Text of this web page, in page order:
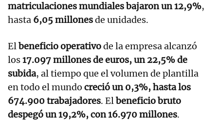
matriculaciones mundiales bajaron un 12,9%,
hasta 6,05 millonesde unidades.
Elbeneficio operativode la empresa alcanzó
los17.097 millones de euros, un 22,5% de
subida, al tiempo que el volumen de plantilla
en todo el mundo creció un 0,3%, hasta los
674.900 trabajadores. Elbeneficio bruto
despegó un 19,2%, con 16.970 millones.